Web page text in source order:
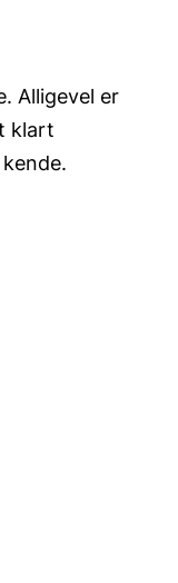
Alligevel er
klart